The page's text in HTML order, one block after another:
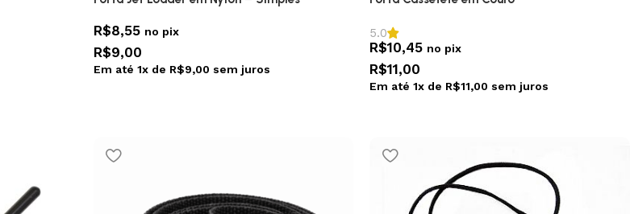
R$8,55 no pix
R$9,00
Em até 1x de R$9,00 sem juros
5.0
R$10,45 no pix
R$11,00
Em até1x de R$11,00 sem juros